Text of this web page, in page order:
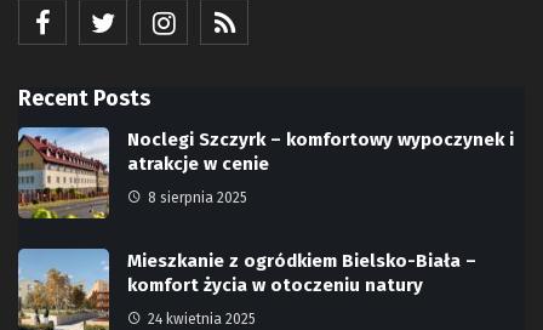
Recent Posts
Noclegi Szczyrk – komfortowy wypoczynek i
atrakcje w cenie
8 sierpnia 2025
Mieszkanie z ogródkiem Bielsko-Biała –
komfort życia w otoczeniu natury
24 kwietnia 2025